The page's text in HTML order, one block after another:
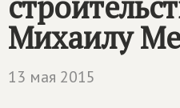
Михаилу
13 мая 2015